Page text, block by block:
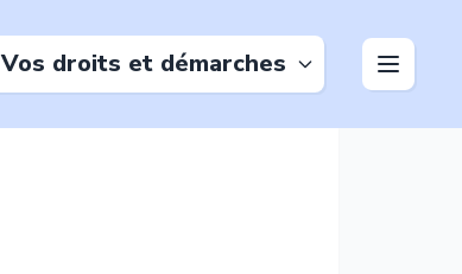
Vos droits et démarches